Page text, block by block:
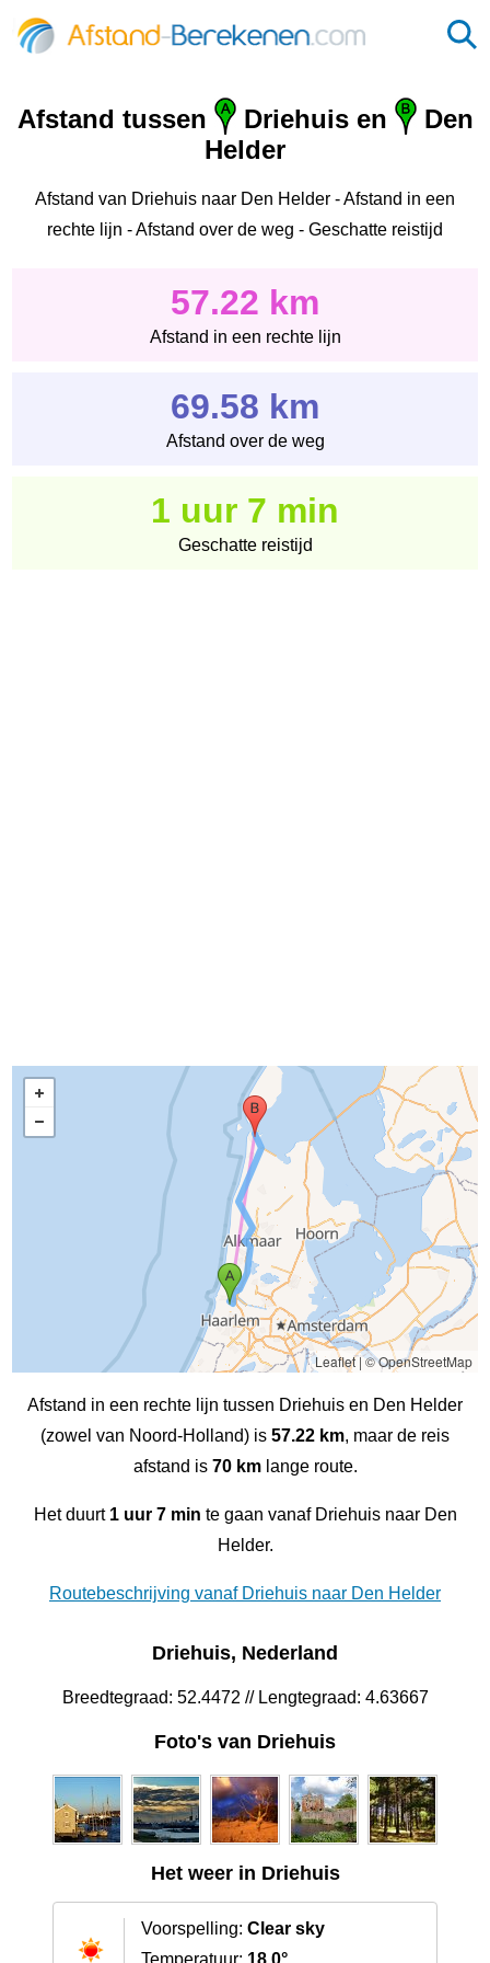
Afstand tussen Driehuis en
Den
Helder
Afstand van Driehuis naar Den Helder - Afstand in een
rechte lijn - Afstand over de weg - Geschatte reistijd
57.22 km
Afstand in een rechte lijn
69.58 km
Afstand over de weg
1 uur 7 min
Geschatte reistijd
Leaflet|© OpenStreetMap
Afstand in een rechte lijn tussen Driehuis en Den Helder
(zowel van Noord-Holland) is 57.22 km, maar de reis
afstand is 70 kmlange route.
Het duurt 1 uur 7 min te gaan vanaf Driehuis naar Den
Helder.
Routebeschrijving vanaf Driehuis naar Den Helder
Driehuis, Nederland
Breedtegraad: 52.4472 // Lengtegraad: 4.63667
Foto's van Driehuis
Het weer in Driehuis
Voorspelling: Clear sky